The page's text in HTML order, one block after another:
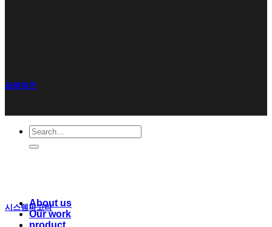
글램핑존
시스템파고라
Search
for:
About us
Our work
product